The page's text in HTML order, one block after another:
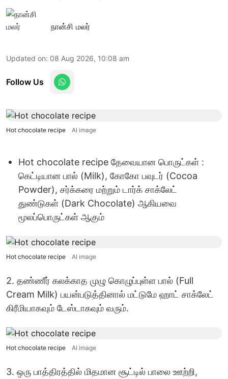
நான்சி மலர்
Updated on: 08 Aug 2026, 10:08 am
Follow Us
Hot chocolate recipe AI image
Hot chocolate recipe தேவையான பொருட்கள் :
கெட்டியான பால் (Milk), கோகோ பவுடர் (Cocoa
Powder), சர்க்கரை மற்றும் டார்க் சாக்லேட்
துண்டுகள் (Dark Chocolate) ஆகியவை
மூலப்பொருட்கள் ஆகும்
Hot chocolate recipe AI image
2. தண்ணீர் கலக்காத முழு கொழுப்புள்ள பால் (Full
Cream Milk) பயன்படுத்தினால் மட்டுமே ஹாட் சாக்லேட்
கிரீமியாகவும் டேஸ்டாகவும் வரும்.
Hot chocolate recipe AI image
3. ஒரு பாத்திரத்தில் மிதமான சூட்டில் பாலை ஊற்றி,